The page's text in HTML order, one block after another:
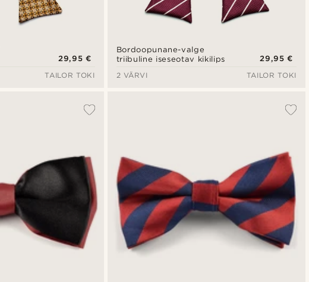
29,95 €
TAILOR TOKI
Bordoopunane-valge
triibuline iseseotav kikilips
29,95 €
2 VÄRVI
TAILOR TOKI